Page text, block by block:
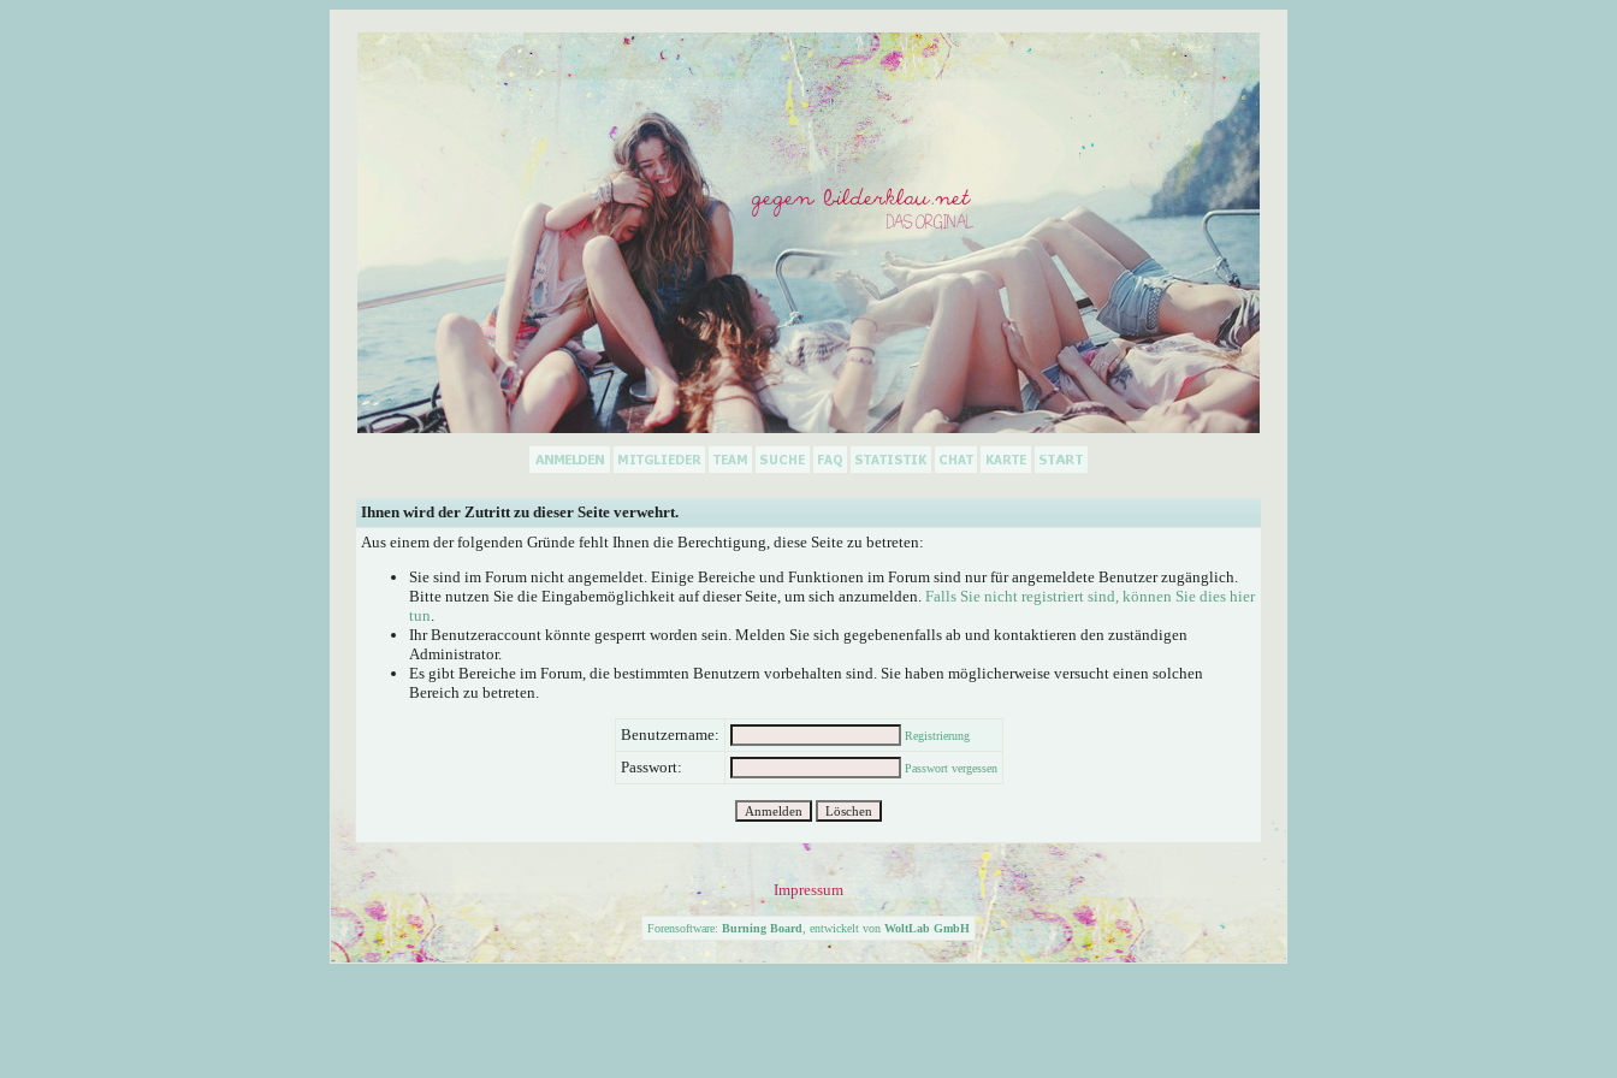
Ihnen wird der Zutritt zu dieser Seite verwehrt.
Aus einem der folgenden Gründe fehlt Ihnen die Berechtigung, diese Seite zu betreten:
Sie sind im Forum nicht angemeldet. Einige Bereiche und Funktionen im Forum sind nur für angemeldete Benutzer zugänglich.
Bitte nutzen Sie die Eingabemöglichkeit auf dieser Seite, um sich anzumelden. Falls Sie nicht registriert sind, können Sie dies hier
tun.
Ihr Benutzeraccount könnte gesperrt worden sein. Melden Sie sich gegebenenfalls ab und kontaktieren den zuständigen
Administrator.
Es gibt Bereiche im Forum, die bestimmten Benutzern vorbehalten sind. Sie haben möglicherweise versucht einen solchen
Bereich zu betreten.
Benutzername: Registrierung
Passwort: Passwort vergessen
Impressum
Forensoftware: Burning Board , entwickelt von WoltLab GmbH